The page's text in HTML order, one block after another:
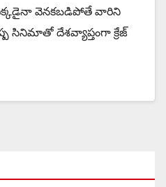
వెనకబడిపోతే వారిని
సినిమాతో దేశవ్యాప్తంగా క్రేజ్